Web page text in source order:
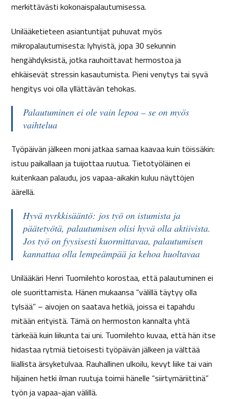
merkittävästi kokonaispalautumisessa.
Unilääketieteen asiantuntijat puhuvat myös
mikropalautumisesta: lyhyistä, jopa 30 sekunnin
hengähdyksistä, jotka rauhoittavat hermostoa ja
ehkäisevät stressin kasautumista. Pieni venytys tai syvä
hengitys voi olla yllättävän tehokas.
Palautuminen ei ole vain lepoa – se on myös
vaihtelua
Työpäivän jälkeen moni jatkaa samaa kaavaa kuin töissäkin:
istuu paikallaan ja tuijottaa ruutua. Tietotyöläinen ei
kuitenkaan palaudu, jos vapaa-aikakin kuluu näyttöjen
äärellä.
Hyvä nyrkkisääntö: jos työ on istumista ja
päätetyötä, palautumisen olisi hyvä olla aktiivista.
Jos työ on fyysisesti kuormittavaa, palautumisen
kannattaa olla lempeämpää ja kehoa huoltavaa
Unilääkäri Henri Tuomilehto korostaa, että palautuminen ei
ole suorittamista. Hänen mukaansa “välillä täytyy olla
tylsää” – aivojen on saatava hetkiä, joissa ei tapahdu
mitään erityistä. Tämä on hermoston kannalta yhtä
tärkeää kuin liikunta tai uni. Tuomilehto kuvaa, että hän itse
hidastaa rytmiä tietoisesti työpäivän jälkeen ja välttää
liiallista ärsyketulvaa. Rauhallinen ulkoilu, kevyt liike tai vain
hiljainen hetki ilman ruutuja toimii hänelle “siirtymäriittinä”
työn ja vapaa-ajan välillä.